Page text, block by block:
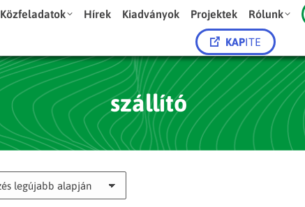
Közfeladatok Hírek Kiadványok Projektek Rólunk
KAPITE
szállító